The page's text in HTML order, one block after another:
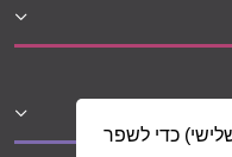
כדי לשפר